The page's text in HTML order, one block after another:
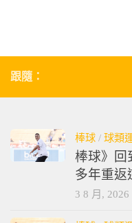
跟隨：
棒球 / 球類
棒球》回
多年重返
3 8 月, 2026